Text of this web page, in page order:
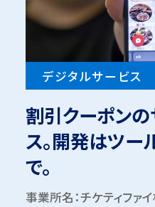
デジタルサービス
割引クーポン
ス。開発はツ
で。
事業所名：チケティファ